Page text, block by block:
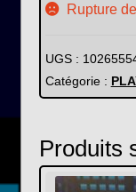
Rupture
UGS :
Catégorie :
Produits